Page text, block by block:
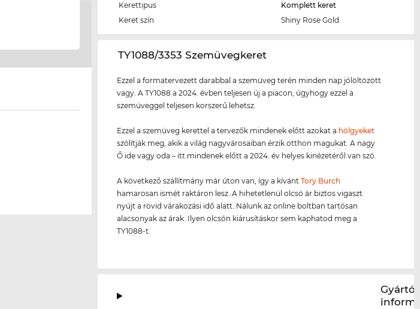
Kerettipus
Komplett keret
Keret szín
Shiny Rose Gold
‌TY1088/3353 Szemüvegkeret
Ezzel a formatervezett darabbal a szemüveg terén minden nap jólöltözött
vagy. A TY1088 a 2024. évben teljesen új a piacon, úgyhogy ezzel a
szemüveggel teljesen korszerű lehetsz.
Ezzel a szemüveg kerettel a tervezők mindenek előtt azokat a hölgyeket
szólítják meg, akik a világ nagyvárosaiban érzik otthon magukat. A nagy
Ő ide vagy oda – itt mindenek előtt a 2024. év helyes kinézetéről van szó.
A következő szállítmány már úton van, így a kívántTory Burch
hamarosan ismét raktáron lesz. A hihetetlenül olcsó ár biztos vigaszt
nyújt a rövid várakozási idő alatt. Nálunk az online boltban tartósan
alacsonyak az árak. Ilyen olcsón kiárusításkor sem kaphatod meg a
TY1088-t.
Gyártói